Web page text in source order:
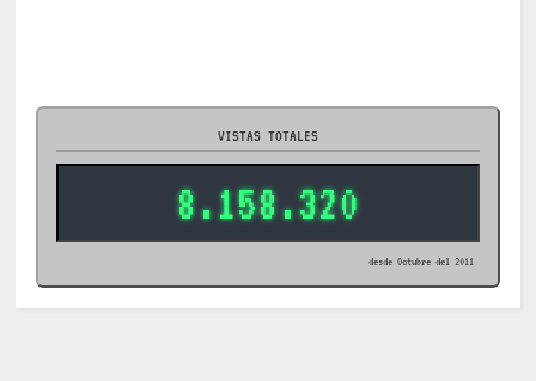
VISTAS TOTALES
8.158.320
desde Octubre del 2011